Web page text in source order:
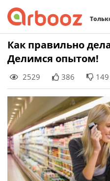
Skip
content
Как правильно
Делимся опытом!
2529 386 149
Найти: